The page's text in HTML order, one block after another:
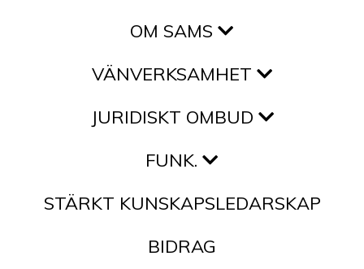
OM SAMS
VÄNVERKSAMHET
JURIDISKT OMBUD
FUNK.
STÄRKT KUNSKAPSLEDARSKAP
BIDRAG